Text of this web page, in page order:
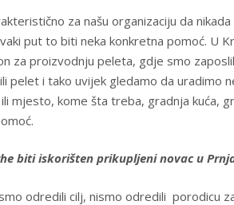
za našu organizaciju da
put to biti neka konkretna pomoć. U
za proizvodnju peleta, gdje smo
pelet i tako uvijek gledamo da uradimo
mjesto, kome šta treba, gradnja kuća,
biti iskorišten prikupljeni novac u
odredili cilj, nismo odredili porodicu